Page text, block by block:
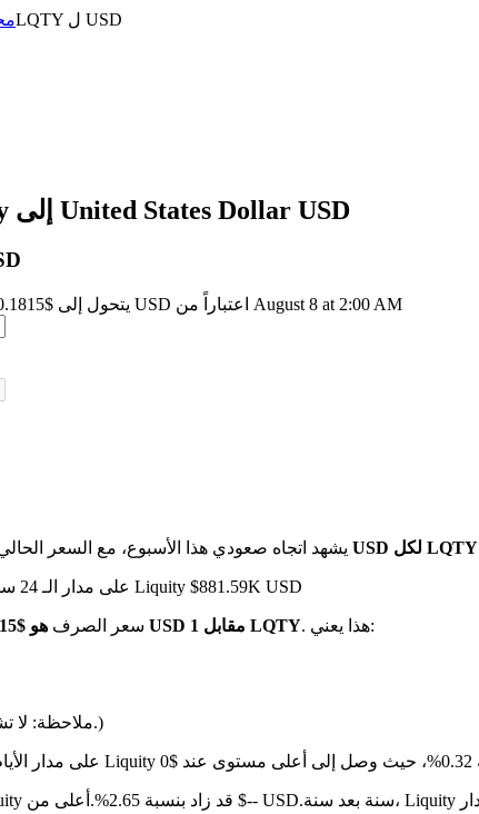
مشتقات الأسهم والعملات الأجنبية
LQTY ل USD
إلى United States Dollar USD
LQTY إلى USD: 1 Liquity يتحول إلى $0.1815 USD اعتباراً من August 8 at 2:00 AM
يشهد اتجاه صعودي هذا الأسبوع، مع السعر بـ $0.1815 USD لكل LQTY
على مدار الـ 24 ساعة الماضية، بلغ حجم تداول Liquity $881.59K USD
سعر الصرف هو $0.1815 USD مقابل 1 LQTY
. هذا يعني:
(ملاحظة: لا تشمل الرسوم و تكاليف الغاز.)
مقارنة بالشهر الماضي، Liquity قد زاد بنسبة 2.65%.أعلى من $-- USD.